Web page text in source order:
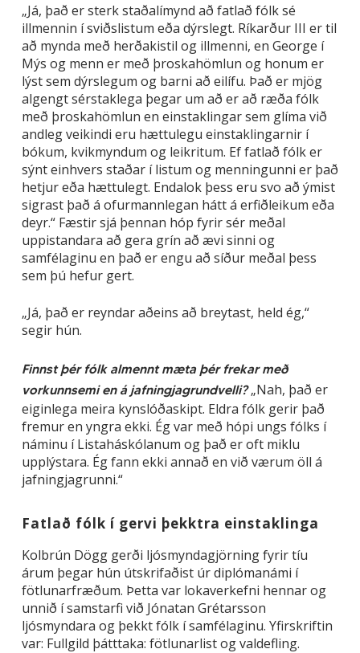
„Já, það er sterk staðalímynd að fatlað fólk sé
illmennin í sviðslistum eða dýrslegt. Ríkarður III er til
að mynda með herðakistil og illmenni, en George í
Mýs og menn er með þroskahömlun og honum er
lýst sem dýrslegum og barni að eilífu. Það er mjög
algengt sérstaklega þegar um að er að ræða fólk
með þroskahömlun en einstaklingar sem glíma við
andleg veikindi eru hættulegu einstaklingarnir í
bókum, kvikmyndum og leikritum. Ef fatlað fólk er
sýnt einhvers staðar í listum og menningunni er það
hetjur eða hættulegt. Endalok þess eru svo að ýmist
sigrast það á ofurmannlegan hátt á erfiðleikum eða
deyr.“ Fæstir sjá þennan hóp fyrir sér meðal
uppistandara að gera grín að ævi sinni og
samfélaginu en það er engu að síður meðal þess
sem þú hefur gert.
„Já, það er reyndar aðeins að breytast, held ég,“
segir hún.
Finnst þér fólk almennt mæta þér frekar með
vorkunnsemi en á jafningjagrundvelli?„Nah, það er
eiginlega meira kynslóðaskipt. Eldra fólk gerir það
fremur en yngra ekki. Ég var með hópi ungs fólks í
náminu í Listaháskólanum og það er oft miklu
upplýstara. Ég fann ekki annað en við værum öll á
jafningjagrunni.“
Fatlað fólk í gervi þekktra einstaklinga
Kolbrún Dögg gerði ljósmyndagjörning fyrir tíu
árum þegar hún útskrifaðist úr diplómanámi í
fötlunarfræðum. Þetta var lokaverkefni hennar og
unnið í samstarfi við Jónatan Grétarsson
ljósmyndara og þekkt fólk í samfélaginu. Yfirskriftin
var: Fullgild þátttaka: fötlunarlist og valdefling.